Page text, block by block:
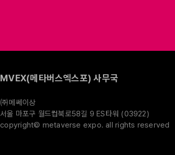
MVEX(메타버스엑스포) 사무국
㈜메쎄이상
서울 마포구 월드컵북로58길 9 ES타워 (03922)
copyright© metaverse expo. all rights reserved